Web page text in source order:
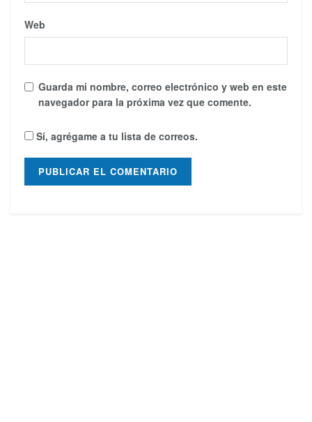
Web
Guarda mi nombre, correo electrónico y web en este
navegador para la próxima vez que comente.
Sí, agrégame a tu lista de correos.